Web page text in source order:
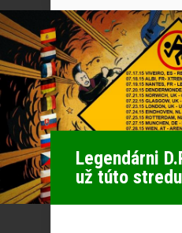
Legendárni
už túto